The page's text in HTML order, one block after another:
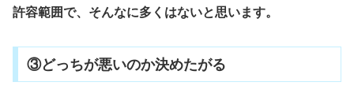
許容範囲で、そんなに多くはないと思います。
③どっちが悪いのか決めたがる